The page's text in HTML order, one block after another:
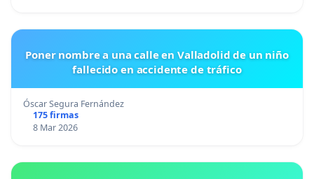
Poner nombre a una calle en Valladolid de un niño
fallecido en accidente de tráfico
Óscar Segura Fernández
175 firmas
8 Mar 2026